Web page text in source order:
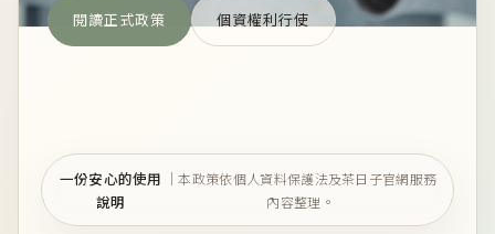
閱讀正式政策 個資權利行使
一份安心的使用
說明
｜本政策依個人資料保護法及茶日子官網服務
內容整理。